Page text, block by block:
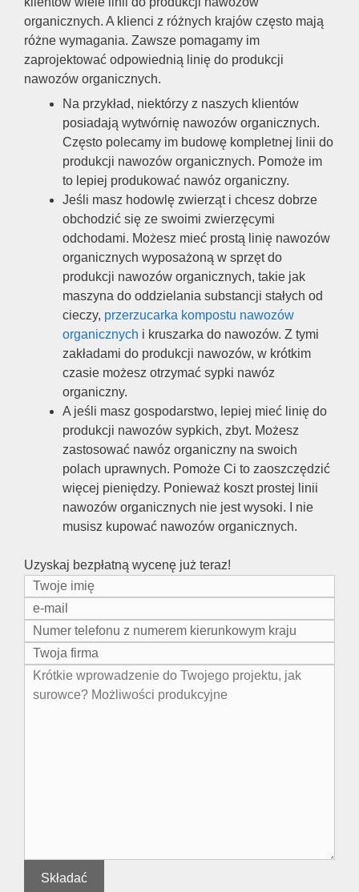
organicznych. A klienci z różnych krajów często mają
różne wymagania. Zawsze pomagamy im
zaprojektować odpowiednią linię do produkcji
nawozów organicznych.
Na przykład, niektórzy z naszych klientów
posiadają wytwórnię nawozów organicznych.
Często polecamy im budowę kompletnej linii do
produkcji nawozów organicznych. Pomoże im
to lepiej produkować nawóz organiczny.
Jeśli masz hodowlę zwierząt i chcesz dobrze
obchodzić się ze swoimi zwierzęcymi
odchodami. Możesz mieć prostą linię nawozów
organicznych wyposażoną w sprzęt do
produkcji nawozów organicznych, takie jak
maszyna do oddzielania substancji stałych od
cieczy, przerzucarka kompostu nawozów
organicznych i kruszarka do nawozów. Z tymi
zakładami do produkcji nawozów, w krótkim
czasie możesz otrzymać sypki nawóz
organiczny.
A jeśli masz gospodarstwo, lepiej mieć linię do
produkcji nawozów sypkich, zbyt. Możesz
zastosować nawóz organiczny na swoich
polach uprawnych. Pomoże Ci to zaoszczędzić
więcej pieniędzy. Ponieważ koszt prostej linii
nawozów organicznych nie jest wysoki. I nie
musisz kupować nawozów organicznych.
Uzyskaj bezpłatną wycenę już teraz!